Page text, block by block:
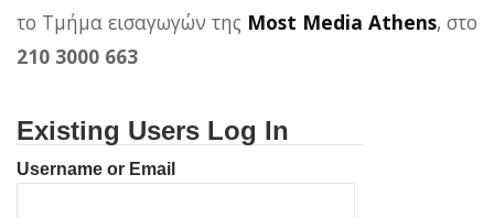
το Τμήμα εισαγωγών της Most Media Athens, στο
210 3000 663
Existing Users Log In
Username or Email